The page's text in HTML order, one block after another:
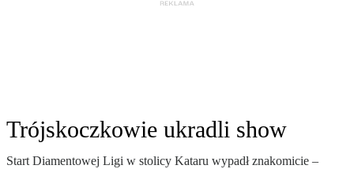
Trójskoczkowie ukradli show
Start Diamentowej Ligi w stolicy Kataru wypadł znakomicie –